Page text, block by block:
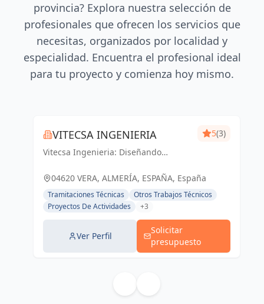
provincia? Explora nuestra selección de
profesionales que ofrecen los servicios que
necesitas, organizados por localidad y
especialidad. Encuentra el profesional ideal
para tu proyecto y comienza hoy mismo.
VITECSA INGENIERIA
Vitecsa Ingenieria: Diseñando
en Almería y Vera.
5(3)
04620 VERA, ALMERÍA, ESPAÑA, España
Tramitaciones Técnicas
Otros Trabajos Técnicos
Proyectos De Actividades
+3
Ver Perfil
Solicitar
presupuesto